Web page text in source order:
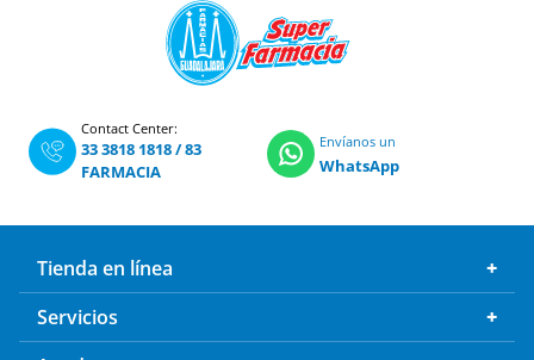
Contact Center:
33 3818 1818/83
FARMACIA
Envíanos un
WhatsApp
Tienda en línea
Servicios